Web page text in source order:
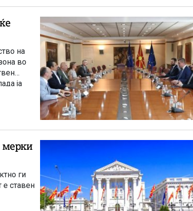
на
во
ја
и
мерки
ги
е ставен